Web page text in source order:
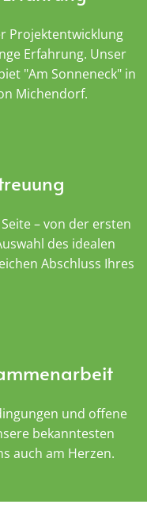
Projektentwicklung
Erfahrung. Unser
"Am Sonneneck" in
Michendorf.
– von der ersten
des idealen
Abschluss Ihres
und offene
bekanntesten
auch am Herzen.